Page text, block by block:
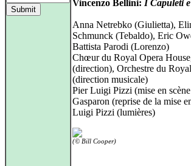
Vincenzo Bellini: I Capuleti
Anna Netrebko (Giulietta),
Schmunck (Tebaldo), Eric
Battista Parodi (Lorenzo)
Chœur du Royal Opera
(direction), Orchestre du
(direction musicale)
Pier Luigi Pizzi (mise en
Gasparon (reprise de la mise
Luigi Pizzi (lumières)
(© Bill Cooper)